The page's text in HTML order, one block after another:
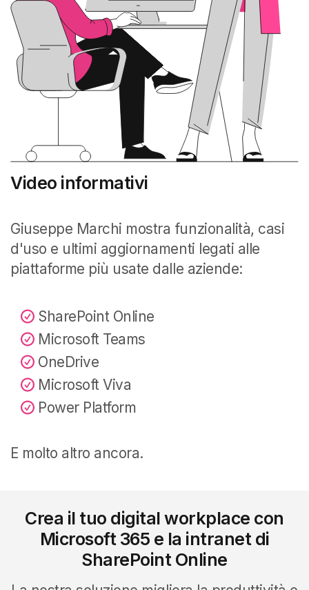
Video informativi
Giuseppe Marchi mostra funzionalità, casi
d'uso e ultimi aggiornamenti legati alle
piattaforme più usate dalle aziende:
SharePoint Online
Microsoft Teams
OneDrive
Microsoft Viva
Power Platform
E molto altro ancora.
Crea il tuo digital workplace con
Microsoft 365 e la intranet di
SharePoint Online